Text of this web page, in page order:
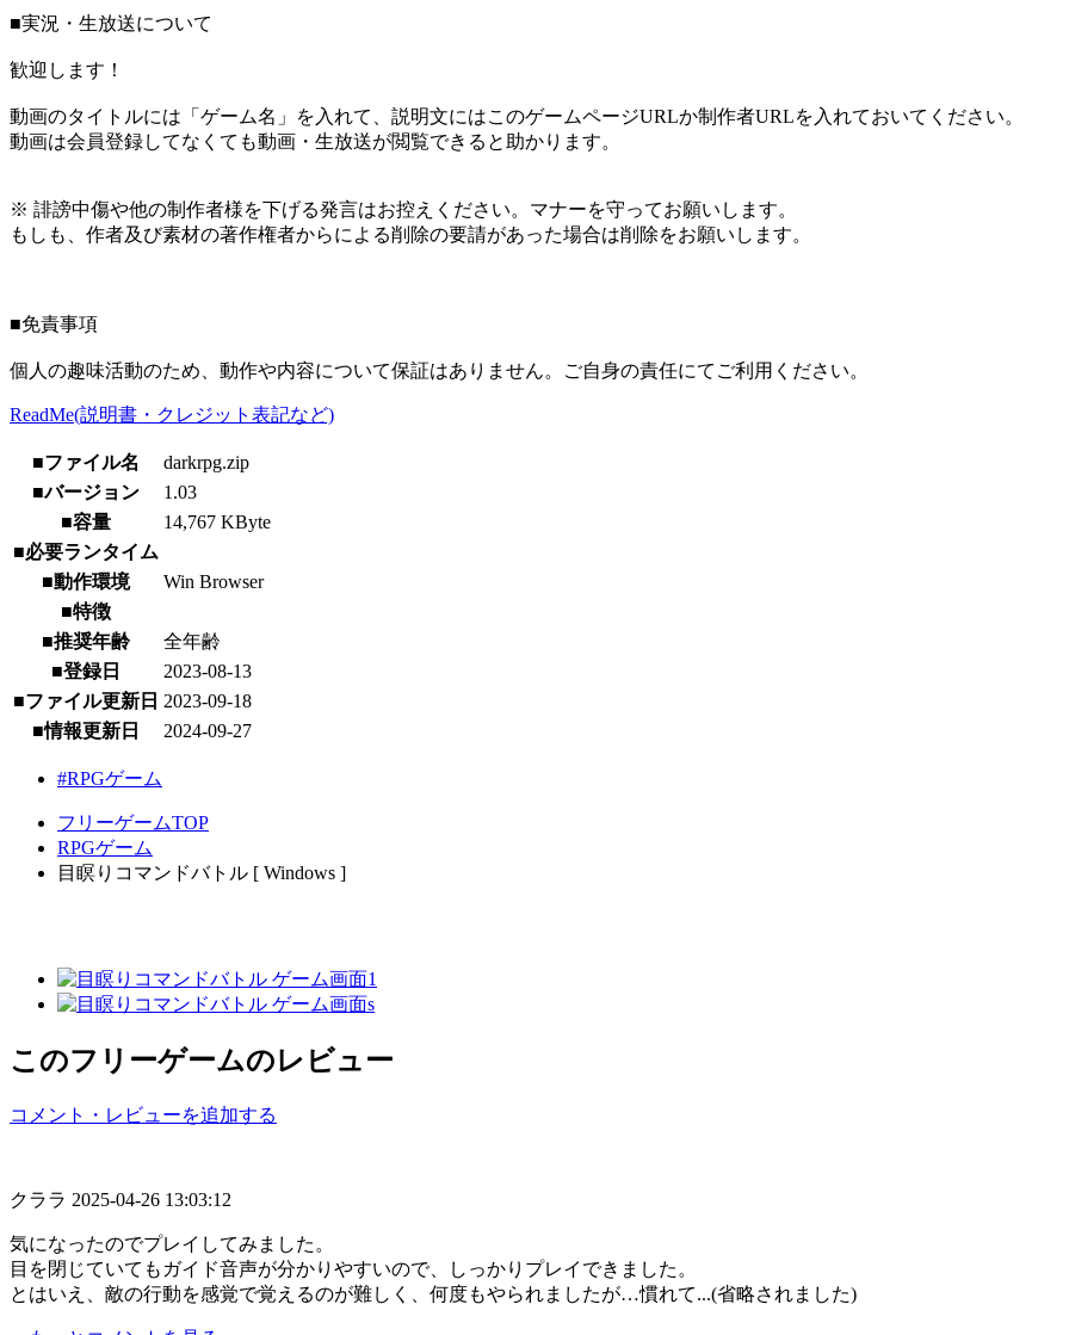
■実況・生放送について
歓迎します！
動画のタイトルには「ゲーム名」を入れて、説明文にはこのゲームページURLか制作者URLを入れておいてください。
動画は会員登録してなくても動画・生放送が閲覧できると助かります。
※ 誹謗中傷や他の制作者様を下げる発言はお控えください。マナーを守ってお願いします。
もしも、作者及び素材の著作権者からによる削除の要請があった場合は削除をお願いします。
■免責事項
個人の趣味活動のため、動作や内容について保証はありません。ご自身の責任にてご利用ください。
ReadMe(説明書・クレジット表記など)
■ファイル名
darkrpg.zip
■バージョン
1.03
■容量
14,767 KByte
■必要ランタイム
■動作環境
Win Browser
■特徴
■推奨年齢
全年齢
■登録日
2023-08-13
■ファイル更新日 2023-09-18
■情報更新日
2024-09-27
#RPGゲーム
フリーゲームTOP
RPGゲーム
目瞑りコマンドバトル [ Windows ]
このフリーゲームのレビュー
コメント・レビューを追加する
クララ 2025-04-26 13:03:12
気になったのでプレイしてみました。
目を閉じていてもガイド音声が分かりやすいので、しっかりプレイできました。
とはいえ、敵の行動を感覚で覚えるのが難しく、何度もやられましたが…慣れて...(省略されました)